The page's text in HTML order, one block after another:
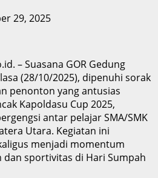
29, 2025
– Suasana GOR Gedung
(28/10/2025), dipenuhi sorak
penonton yang antusias
Kapoldasu Cup 2025,
antar pelajar SMA/SMK
Utara. Kegiatan ini
menjadi momentum
dan sportivitas di Hari Sumpah